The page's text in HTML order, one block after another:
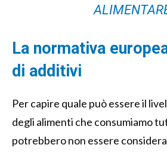
La normativa
di additivi
Per capire quale può essere il
degli alimenti che consumiamo
potrebbero non essere